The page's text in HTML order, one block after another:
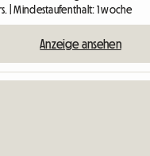
| Mindestaufenthalt: 1 woche
Anzeige ansehen